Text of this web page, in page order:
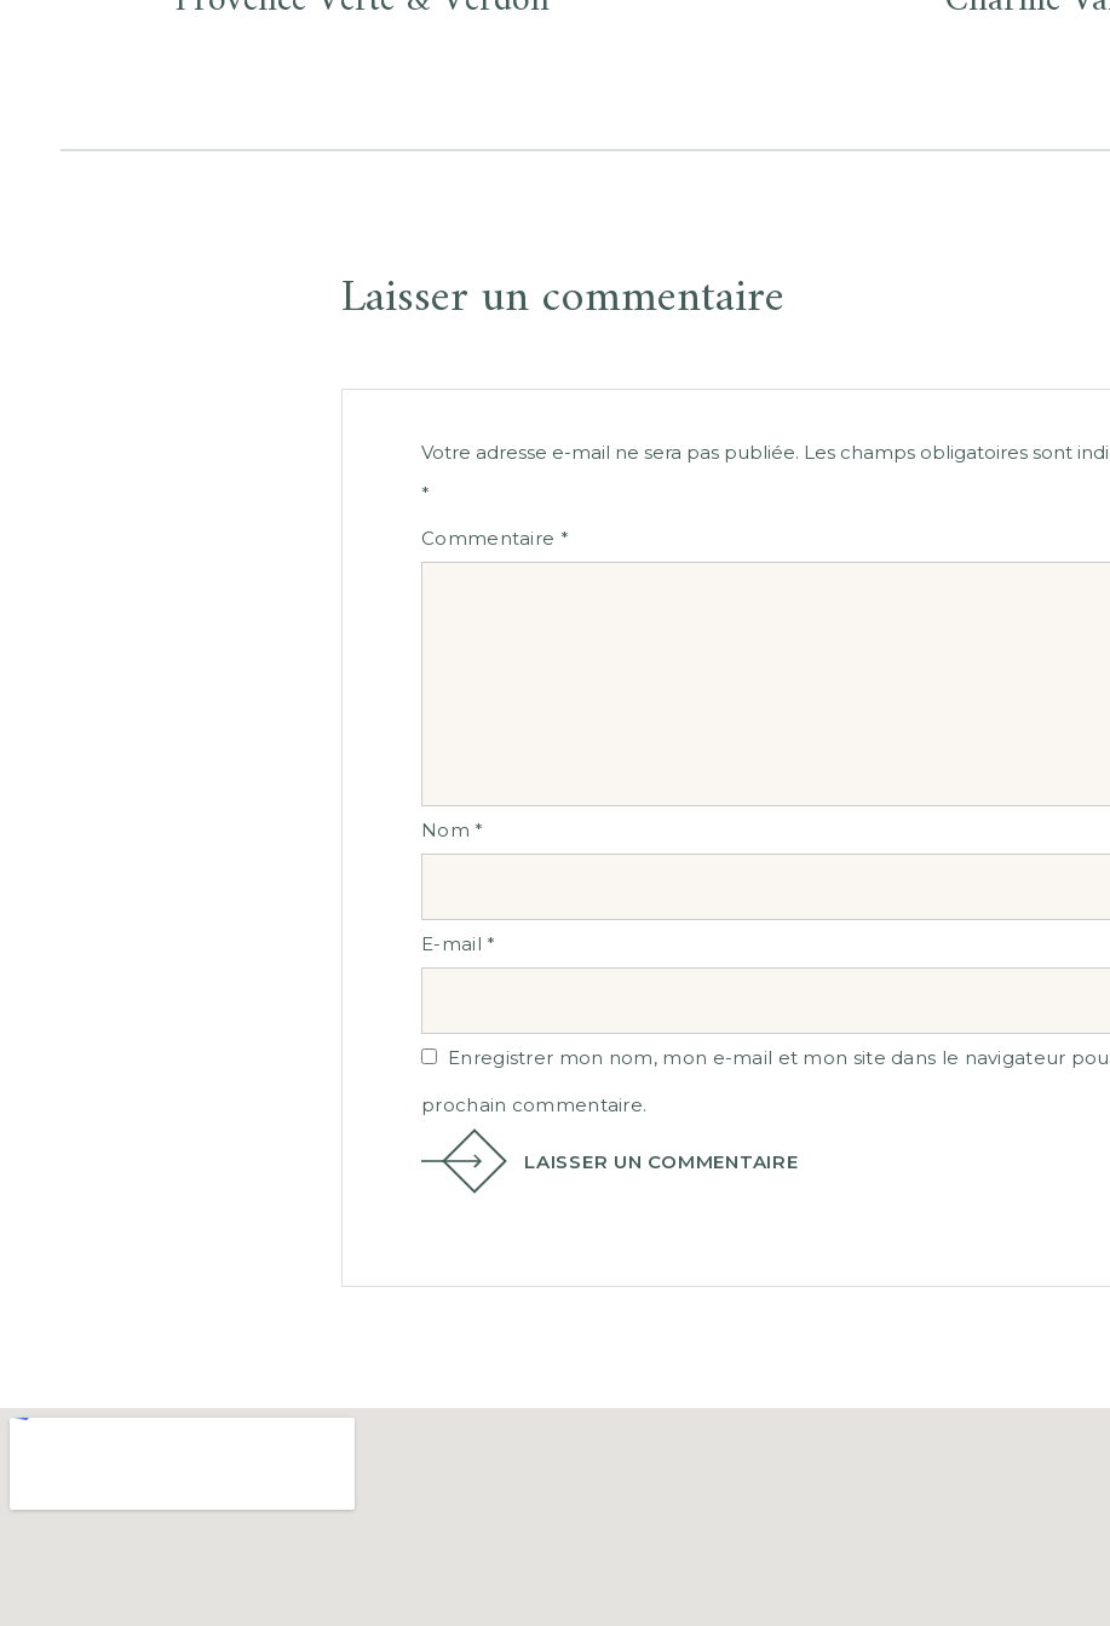
Laisser un commentaire
Votre adresse e-mail ne sera pas publiée. Les champs obligatoires sont
*
Commentaire *
Nom*
E-mail*
Enregistrer mon nom, mon e-mail et mon site dans le navigateur
prochain commentaire.
LAISSER UN COMMENTAIRE